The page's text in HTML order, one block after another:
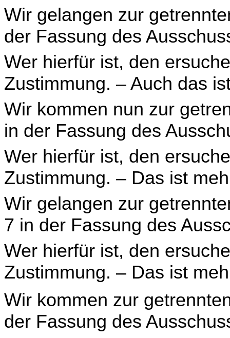
Wir gelangen zur
der Fassung des
Wer hierfür ist, den
Zustimmung. – Auch das
Wir kommen nun zur
in der Fassung des
Wer hierfür ist, den
Zustimmung. – Das ist
Wir gelangen zur
7 in der Fassung des
Wer hierfür ist, den
Zustimmung. – Das ist
Wir kommen zur
der Fassung des